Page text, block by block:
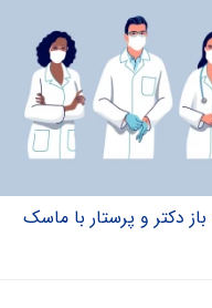
دکتر و پرستار با ماسک